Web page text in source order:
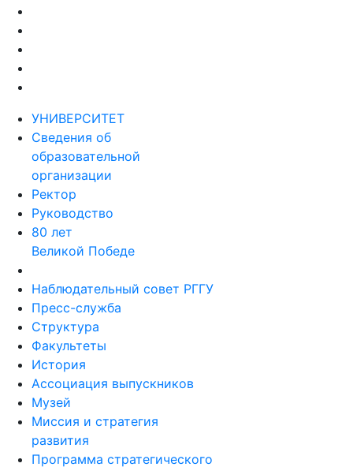
УНИВЕРСИТЕТ
Сведения об
образовательной
организации
Ректор
Руководство
80 лет
Великой Победе
Наблюдательный совет РГГУ
Пресс-служба
Структура
Факультеты
История
Ассоциация выпускников
Музей
Миссия и стратегия
развития
Программа стратегического